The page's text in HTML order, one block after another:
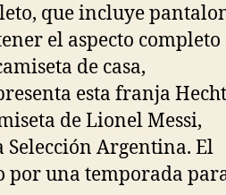
que incluye
el aspecto completo
de casa,
esta franja
de Lionel Messi,
Argentina. El
por una temporada